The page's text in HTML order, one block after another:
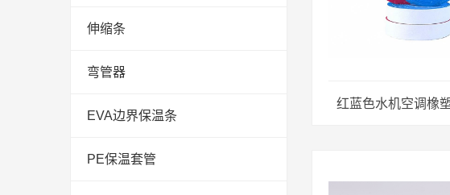
伸缩条
弯管器
EVA边界保温条
PE保温套管
红蓝色水机空调橡